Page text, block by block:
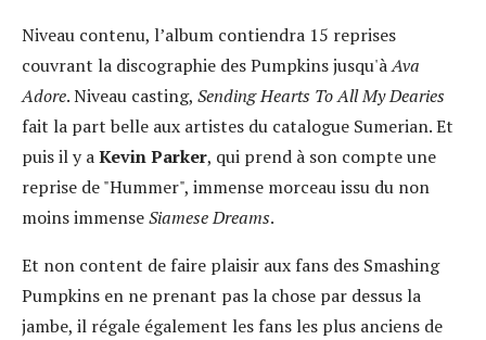
Niveau contenu, l’album contiendra 15 reprises
couvrant la discographie des Pumpkins jusqu'àAva
Adore. Niveau casting, Sending Hearts To All My Dearies
fait la part belle aux artistes du catalogue Sumerian. Et
puis il y aKevin Parker, qui prend à son compte une
reprise de "Hummer", immense morceau issu du non
moins immenseSiamese Dreams.
Et non content de faire plaisir aux fans des Smashing
Pumpkins en ne prenant pas la chose par dessus la
jambe, il régale également les fans les plus anciens de